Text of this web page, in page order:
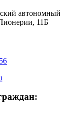
автономный
11Б